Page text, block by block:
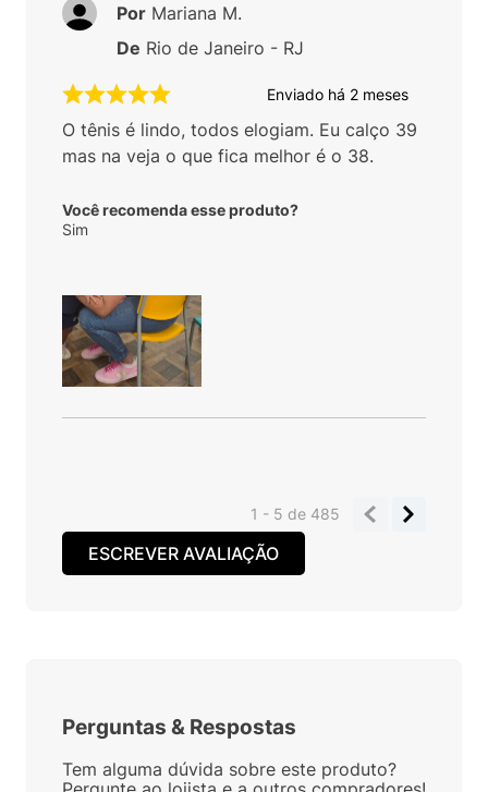
Enviado há 2 meses
O tênis é lindo, todos elogiam. Eu calço 39
mas na veja o que fica melhor é o 38.
Você recomenda esse produto?
Sim
Por Mariana M.
De Rio de Janeiro - RJ
1 - 5de 485
ESCREVER AVALIAÇÃO
Perguntas & Respostas
Tem alguma dúvida sobre este produto?